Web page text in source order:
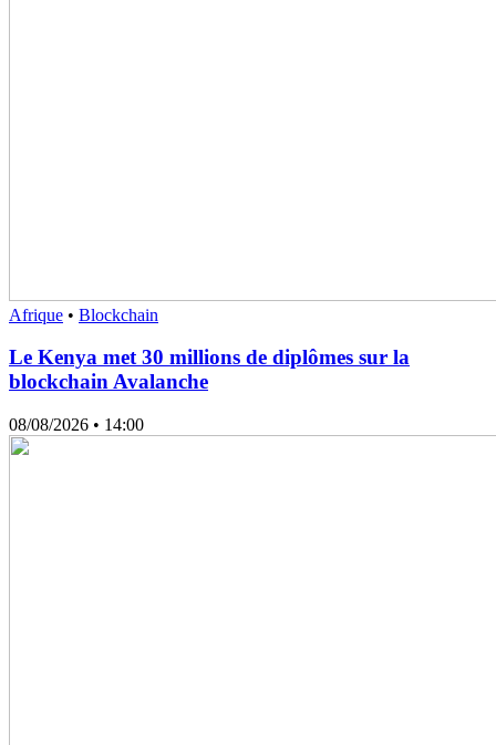
Afrique • Blockchain
Le Kenya met 30 millions de diplômes sur la
blockchain Avalanche
08/08/2026 • 14:00